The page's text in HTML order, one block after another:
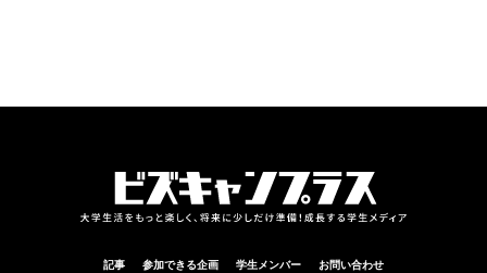
記事 参加できる企画 学生メンバー お問い合わせ